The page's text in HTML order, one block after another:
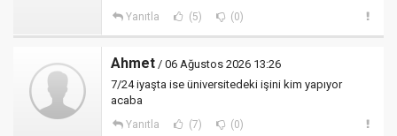
Yanıtla (5) (0)
Ahmet / 06 Ağustos 2026 13:26
7/24 iyaşta ise üniversitedeki işini kim yapıyor
acaba
Yanıtla (7) (0)